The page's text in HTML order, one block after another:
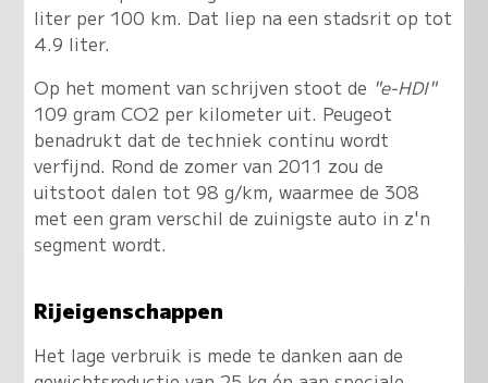
liter per 100 km. Dat liep na een stadsrit op tot
4.9 liter.
Op het moment van schrijven stoot de "e-HDI"
109 gram CO2 per kilometer uit. Peugeot
benadrukt dat de techniek continu wordt
verfijnd. Rond de zomer van 2011 zou de
uitstoot dalen tot 98 g/km, waarmee de 308
met een gram verschil de zuinigste auto in z'n
segment wordt.
Rijeigenschappen
Het lage verbruik is mede te danken aan de